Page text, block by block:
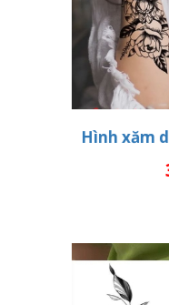
Hình xăm